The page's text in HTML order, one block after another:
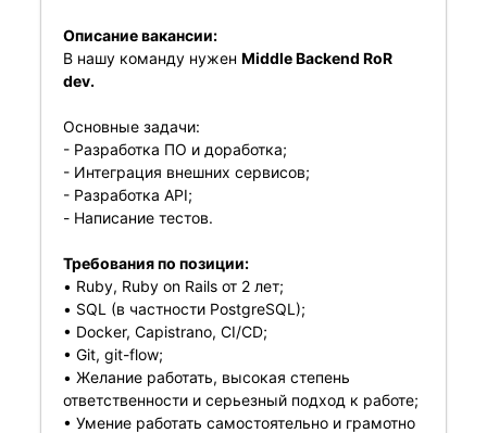
Описание вакансии:
В нашу команду нужен Middle Backend RoR
dev.
Основные задачи:
- Разработка ПО и доработка;
- Интеграция внешних сервисов;
- Разработка API;
- Написание тестов.
Требования по позиции:
• Ruby, Ruby on Rails от 2 лет;
• SQL (в частности PostgreSQL);
• Docker, Capistrano, CI/CD;
• Git, git-flow;
• Желание работать, высокая степень
ответственности и серьезный подход к работе;
• Умение работать самостоятельно и грамотно